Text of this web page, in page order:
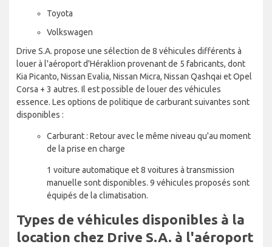
Toyota
Volkswagen
Drive S.A. propose une sélection de 8 véhicules différents à
louer à l'aéroport d'Héraklion provenant de 5 fabricants, dont
Kia Picanto, Nissan Evalia, Nissan Micra, Nissan Qashqai et Opel
Corsa + 3 autres. Il est possible de louer des véhicules
essence. Les options de politique de carburant suivantes sont
disponibles :
Carburant : Retour avec le même niveau qu'au moment
de la prise en charge
1 voiture automatique et 8 voitures à transmission
manuelle sont disponibles. 9 véhicules proposés sont
équipés de la climatisation.
Types de véhicules disponibles à la
location chez Drive S.A. à l'aéroport